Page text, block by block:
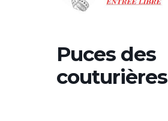
Puces des
couturières